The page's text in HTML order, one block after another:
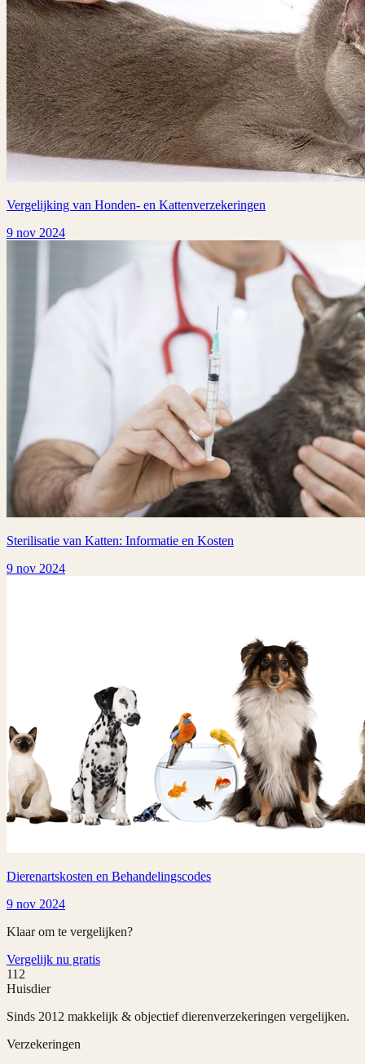
Vergelijking van Honden- en Kattenverzekeringen
9 nov 2024
Sterilisatie van Katten: Informatie en Kosten
9 nov 2024
Dierenartskosten en Behandelingscodes
9 nov 2024
Klaar om te vergelijken?
Vergelijk nu gratis
112
Huisdier
Sinds 2012 makkelijk & objectief dierenverzekeringen vergelijken.
Verzekeringen